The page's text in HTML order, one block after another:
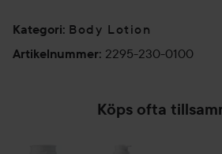
Kategori: Body Lotion
Artikelnummer: 2295-230-0100
Köps ofta